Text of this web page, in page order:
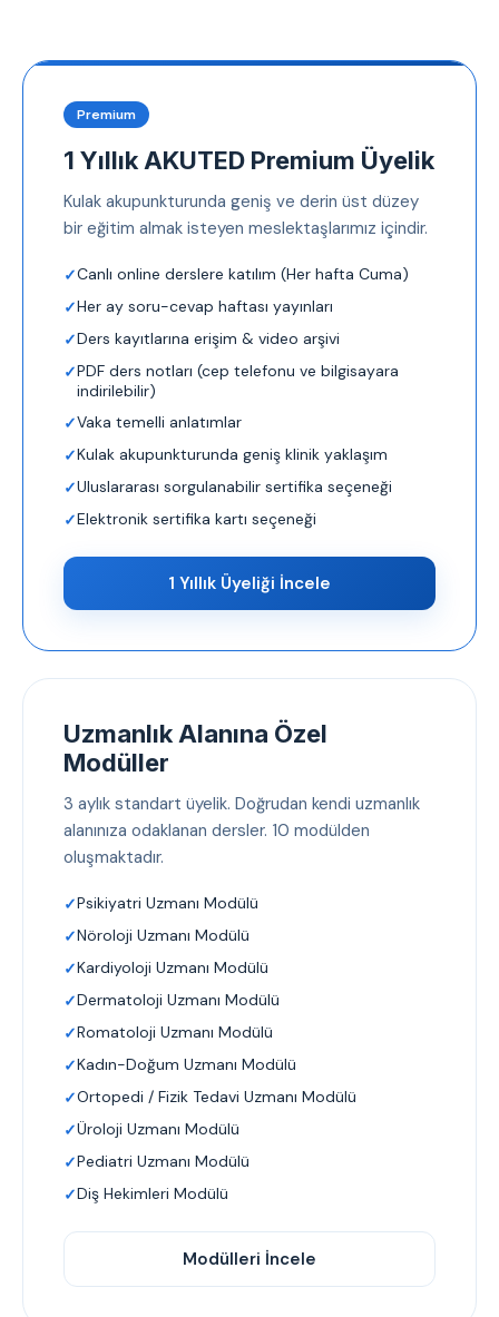
Premium
1 Yıllık AKUTED Premium Üyelik
Kulak akupunkturunda geniş ve derin üst düzey
bir eğitim almak isteyen meslektaşlarımız içindir.
Canlı online derslere katılım (Her hafta Cuma)
Her ay soru-cevap haftası yayınları
Ders kayıtlarına erişim & video arşivi
PDF ders notları (cep telefonu ve bilgisayara
indirilebilir)
Vaka temelli anlatımlar
Kulak akupunkturunda geniş klinik yaklaşım
Uluslararası sorgulanabilir sertifika seçeneği
Elektronik sertifika kartı seçeneği
1 Yıllık Üyeliği İncele
Uzmanlık Alanına Özel
Modüller
3 aylık standart üyelik. Doğrudan kendi uzmanlık
alanınıza odaklanan dersler. 10 modülden
oluşmaktadır.
Psikiyatri Uzmanı Modülü
Nöroloji Uzmanı Modülü
Kardiyoloji Uzmanı Modülü
Dermatoloji Uzmanı Modülü
Romatoloji Uzmanı Modülü
Kadın-Doğum Uzmanı Modülü
Ortopedi / Fizik Tedavi Uzmanı Modülü
Üroloji Uzmanı Modülü
Pediatri Uzmanı Modülü
Diş Hekimleri Modülü
Modülleri İncele